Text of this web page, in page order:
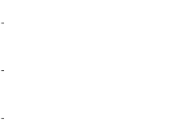
-
-
-